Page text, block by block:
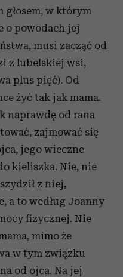
w którym
o powodach jej
musi zacząć od
z lubelskiej wsi,
plus pięć). Od
żyć tak jak mama.
naprawdę od rana
zajmować się
jego wieczne
kieliszka. Nie, nie
z niej,
a to według Joanny
fizycznej. Nie
mimo że
w tym związku
od ojca. Na jej